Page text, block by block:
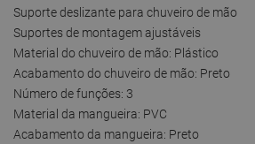
Suporte deslizante para chuveiro de mão
Suportes de montagem ajustáveis
Material do chuveiro de mão: Plástico
Acabamento do chuveiro de mão: Preto
Número de funções: 3
Material da mangueira: PVC
Acabamento da mangueira: Preto